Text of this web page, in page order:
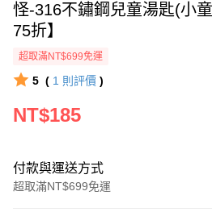
怪-316不鏽鋼兒童湯匙(小
75折】
超取滿NT$699免運
5 ( 1 則評價 )
NT$185
付款與運送方式
超取滿NT$699免運